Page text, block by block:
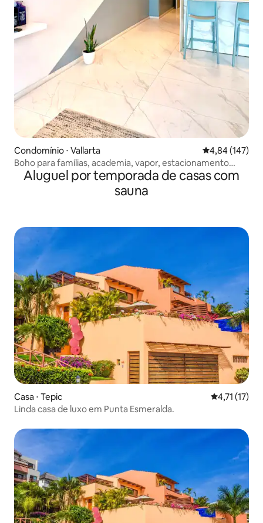
Condomínio ⋅ Vallarta 4,84 de uma
4,84 (147)
Boho para famílias, academia, vapor, estacionamento
coberto
Aluguel por temporada de casas com
sauna
Casa ⋅ Tepic 4,71 de uma
4,71 (17)
Linda casa de luxo em Punta Esmeralda.